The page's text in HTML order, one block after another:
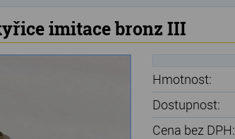
imitace bronz III
Hmotnost:
Dostupnost:
Cena bez DPH: